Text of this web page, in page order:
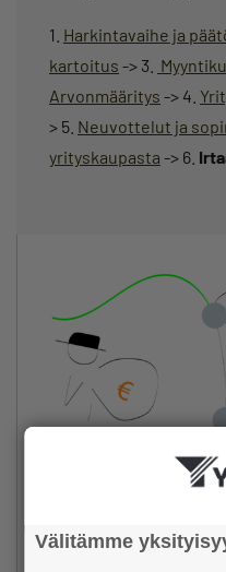
1. Harkintavaihe ja
kartoitus -> 3.
Arvonmääritys -> 4.
> 5. Neuvottelut ja
yrityskaupasta -> 6.
Välitämme